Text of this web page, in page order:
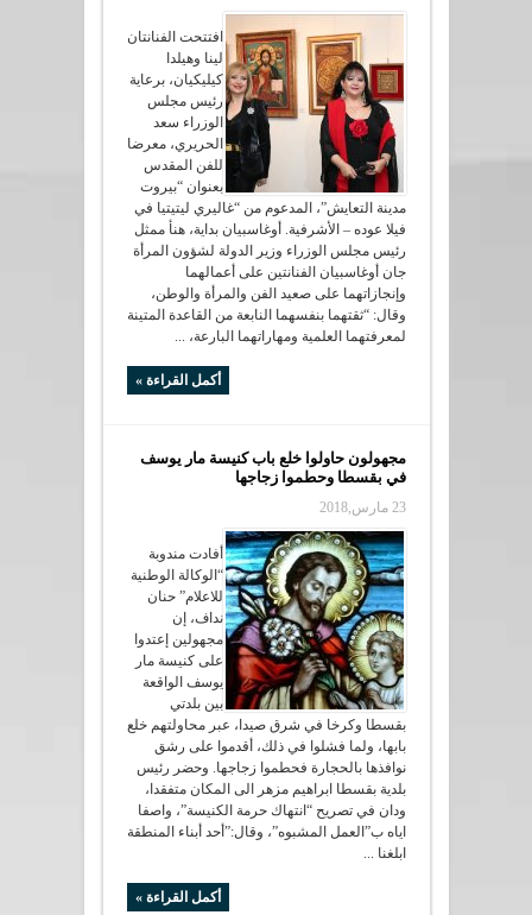
افتتحت الفنانتان
لينا وهيلدا
كيليكيان، برعاية
رئيس مجلس
الوزراء سعد
الحريري، معرضا
للفن المقدس
بعنوان “بيروت
مدينة التعايش”، المدعوم من “غاليري ليتيتيا في
فيلا عوده – الأشرفية. أوغاسبيان بداية، هنأ ممثل
رئيس مجلس الوزراء وزير الدولة لشؤون المرأة
جان أوغاسبيان الفنانتين على أعمالهما
وإنجازاتهما على صعيد الفن والمرأة والوطن،
وقال: “ثقتهما بنفسهما النابعة من القاعدة المتينة
لمعرفتهما العلمية ومهاراتهما البارعة، ...
أكمل القراءة »
مجهولون حاولوا خلع باب كنيسة مار يوسف
في بقسطا وحطموا زجاجها
23 مارس,2018
أفادت مندوبة
“الوكالة الوطنية
للاعلام” حنان
نداف، إن
مجهولين إعتدوا
على كنيسة مار
يوسف الواقعة
بين بلدتي
بقسطا وكرخا في شرق صيدا، عبر محاولتهم خلع
بابها، ولما فشلوا في ذلك، أقدموا على رشق
نوافذها بالحجارة فحطموا زجاجها. وحضر رئيس
بلدية بقسطا ابراهيم مزهر الى المكان متفقدا،
ودان في تصريح “انتهاك حرمة الكنيسة”، واصفا
اياه ب”العمل المشبوه”، وقال:”أحد أبناء المنطقة
ابلغنا ...
أكمل القراءة »